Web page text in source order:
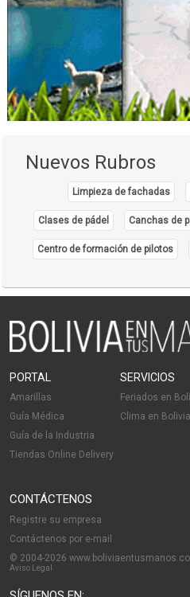
Nuevos Rubros
Limpieza de fachadas
Clases de pádel Canchas de
Centro de formación de pilotos
PORTAL
Amarillas
Guía Médica
Guía de la Industria
Tiendas Online Delivery
SERVICIOS
Feriados en
Clima en Bolivia
CONTÁCTENOS
Registre su empresa
Contáctenos por e-mail
© 2004-2026
Aviso Legal